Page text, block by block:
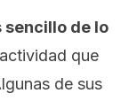
sencillo de lo
que
de sus